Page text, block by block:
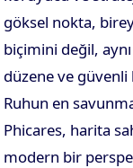
göksel nokta,
biçimini değil,
düzene ve
Ruhun en
Phicares, harita
modern bir